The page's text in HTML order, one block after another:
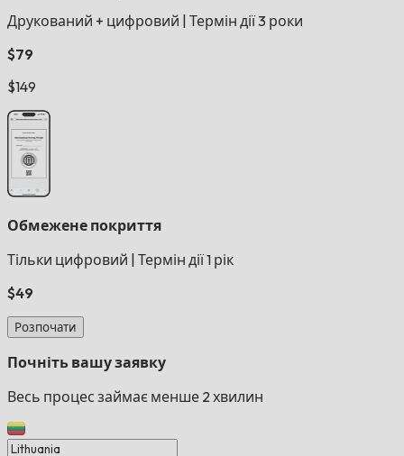
Друкований + цифровий Термін дії 3 роки
$79
$149
Обмежене покриття
Тільки цифровий Термін дії 1 рік
$49
Розпочати
Почніть вашу заявку
Весь процес займає менше 2 хвилин